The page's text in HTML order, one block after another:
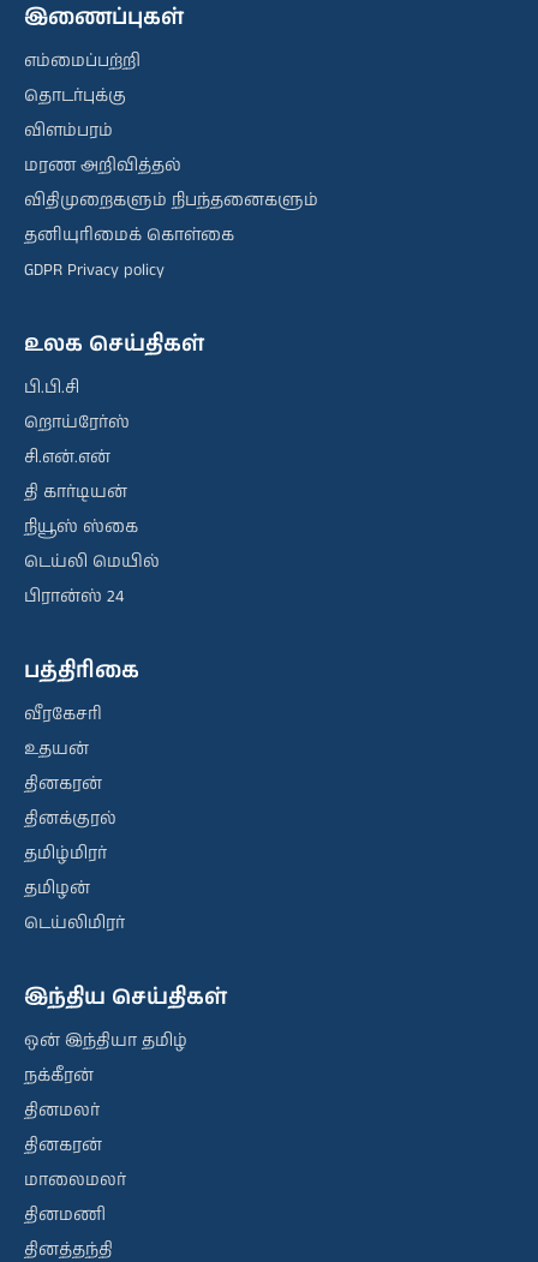
இணைப்புகள்
எம்மைப்பற்றி
தொடர்புக்கு
விளம்பரம்
மரண அறிவித்தல்
விதிமுறைகளும் நிபந்தனைகளும்
தனியுரிமைக் கொள்கை
GDPR Privacy policy
உலக செய்திகள்
பி.பி.சி
றொய்ரேர்ஸ்
சி.என்.என்
தி கார்டியன்
நியூஸ் ஸ்கை
டெய்லி மெயில்
பிரான்ஸ் 24
பத்திரிகை
வீரகேசரி
உதயன்
தினகரன்
தினக்குரல்
தமிழ்மிரர்
தமிழன்
டெய்லிமிரர்
இந்திய செய்திகள்
ஒன் இந்தியா தமிழ்
நக்கீரன்
தினமலர்
தினகரன்
மாலைமலர்
தினமணி
தினத்தந்தி